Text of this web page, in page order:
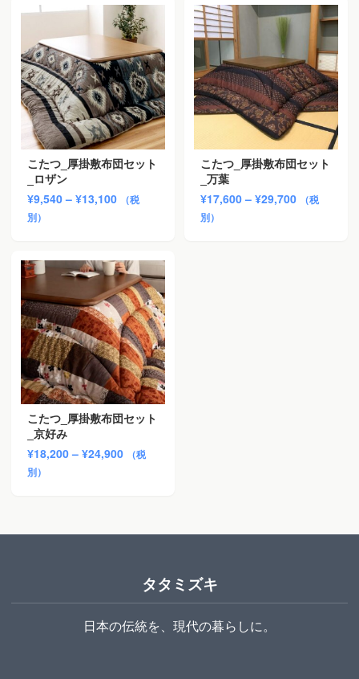
–
¥17,800
–
¥12,200
こたつ_厚掛敷布団セット
_ロザン
¥9,540 –¥13,100価
–
¥13,100
（税
別）
こたつ_厚掛敷布団セット
_万葉
¥17,600 – ¥29,700価（税
別）
こたつ_厚掛敷布団セット
_京好み
¥18,200 –¥24,900価（税
別）
タタミズキ
日本の伝統を、現代の暮らしに。